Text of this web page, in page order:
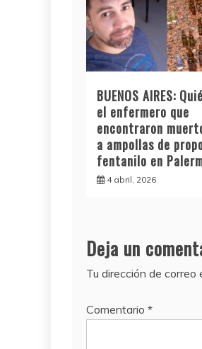
BUENOS AIRES:
el enfermero que
encontraron
a ampollas de
fentanilo en
4 abril, 2026
Deja un
Tu dirección de correo
Comentario *